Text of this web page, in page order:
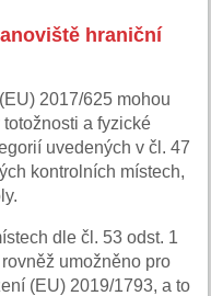
hraniční
2017/625 mohou
a fyzické
uvedených v čl. 47
kontrolních místech,
dle čl. 53 odst. 1
umožněno pro
(EU) 2019/1793, a to